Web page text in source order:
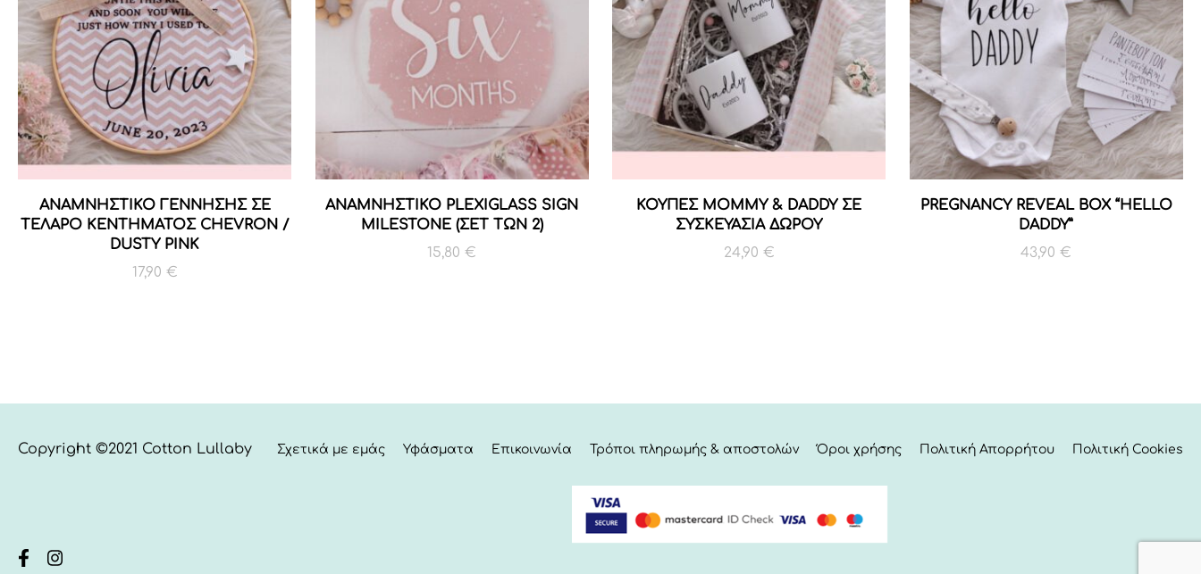
ΑΝΑΜΝΗΣΤΙΚΟ ΓΕΝΝΗΣΗΣ ΣΕ
ΤΕΛΑΡΟ ΚΕΝΤΗΜΑΤΟΣ CHEVRON /
DUSTY PINK
17,90 €
ANAMNHΣΤΙΚΟ PLEXIGLASS SIGN
MILESTONE (ΣΕΤ ΤΩΝ 2)
15,80€
ΚΟΥΠΕΣ MOMMY & DADDY ΣΕ
ΣΥΣΚΕΥΑΣΙΑ ΔΩΡΟΥ
24,90 €
PREGNANCY REVEAL BOX “HELLO
DADDY”
43,90€
Copyright ©2021 Cotton Lullaby Σχετικά με εμάς Υφάσματα Επικοινωνία Τρόποι πληρωμής & αποστολών Όροι χρήσης Πολιτική Απορρήτου Πολιτική Cookies